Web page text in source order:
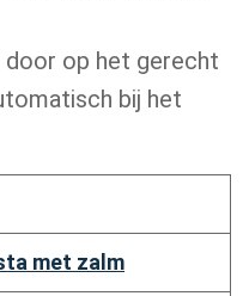
door op het gerecht
bij het
met zalm